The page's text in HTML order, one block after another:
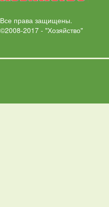
Все права защищены.
©2008-2017 - "Хозяйство"